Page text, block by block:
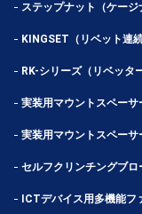
ステップナット（ケージ
KINGSET（リベット連
RK-シリーズ（リベッタ
実装用マウントスペーサ
実装用マウントスペー
セルフクリンチングブ
ICTデバイス用多機能フ